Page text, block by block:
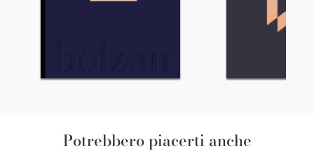
Potrebbero piacerti anche